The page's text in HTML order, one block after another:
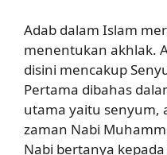
Adab dalam Islam
menentukan akhlak.
disini mencakup
Pertama dibahas
utama yaitu senyum,
zaman Nabi
Nabi bertanya